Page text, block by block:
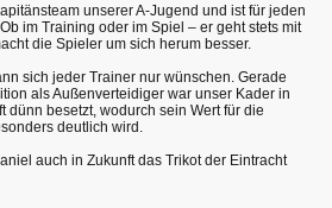
unserer A-Jugend und ist für jeden
im Training oder im Spiel – er geht stets mit
die Spieler um sich herum besser.
sich jeder Trainer nur wünschen. Gerade
als Außenverteidiger war unser Kader in
dünn besetzt, wodurch sein Wert für die
deutlich wird.
auch in Zukunft das Trikot der Eintracht